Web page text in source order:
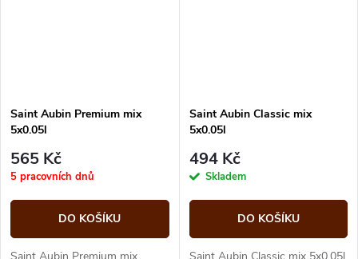
Saint Aubin Premium mix
5x0.05l
565 Kč
5 pracovních dnů
DO KOŠÍKU
Saint Aubin Classic mix
5x0.05l
494 Kč
Skladem
DO KOŠÍKU